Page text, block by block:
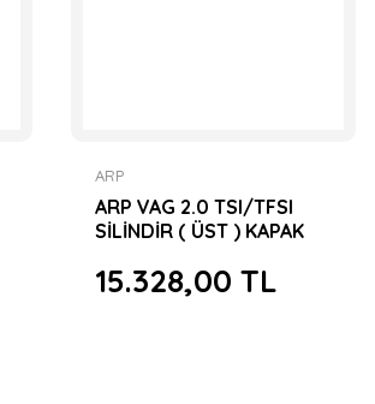
ARP
ARP VAG 2.0 TSI/TFSI
SİLİNDİR ( ÜST ) KAPAK
15.328,00 TL